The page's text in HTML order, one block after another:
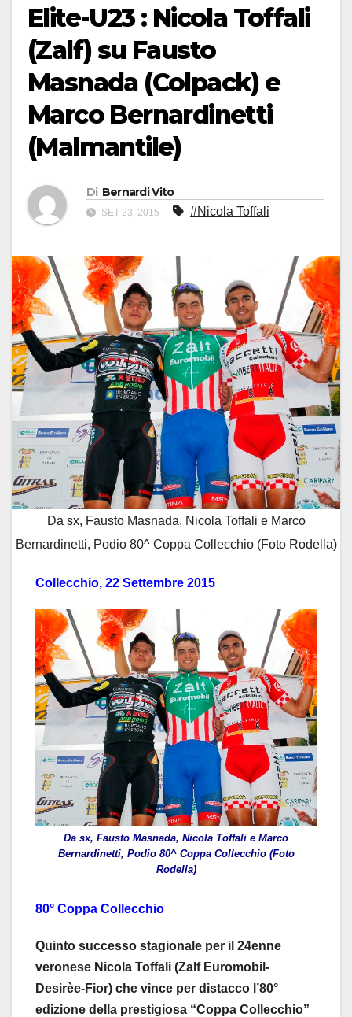
Elite-U23 : Nicola Toffali
(Zalf) su Fausto
Masnada (Colpack) e
Marco Bernardinetti
(Malmantile)
Di Bernardi Vito
SET 23, 2015 #Nicola Toffali
Da sx, Fausto Masnada, Nicola Toffali e Marco
Bernardinetti, Podio 80^ Coppa Collecchio (Foto Rodella)
Collecchio, 22 Settembre 2015
Da sx, Fausto Masnada, Nicola Toffali e Marco
Bernardinetti, Podio 80^ Coppa Collecchio (Foto
Rodella)
80° Coppa Collecchio
Quinto successo stagionale per il 24enne
veronese Nicola Toffali (Zalf Euromobil-
Desirèe-Fior) che vince per distacco l’80°
edizione della prestigiosa “Coppa Collecchio”